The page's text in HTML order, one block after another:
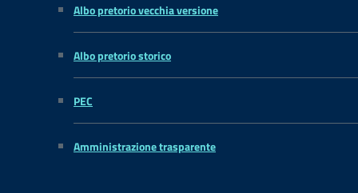
Albo pretorio vecchia versione
Albo pretorio storico
PEC
Amministrazione trasparente